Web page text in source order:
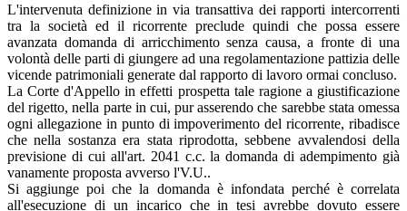
L'intervenuta definizione in via transattiva dei rapporti intercorrenti
tra la società ed il ricorrente preclude quindi che possa essere
avanzata domanda di arricchimento senza causa, a fronte di una
volontà delle parti di giungere ad una regolamentazione pattizia delle
vicende patrimoniali generate dal rapporto di lavoro ormai concluso.
La Corte d'Appello in effetti prospetta tale ragione a giustificazione
del rigetto, nella parte in cui, pur asserendo che sarebbe stata omessa
ogni allegazione in punto di impoverimento del ricorrente, ribadisce
che nella sostanza era stata riprodotta, sebbene avvalendosi della
previsione di cui all'art. 2041 c.c. la domanda di adempimento già
vanamente proposta avverso l'V.U..
Si aggiunge poi che la domanda è infondata perché è correlata
all'esecuzione di un incarico che in tesi avrebbe dovuto essere